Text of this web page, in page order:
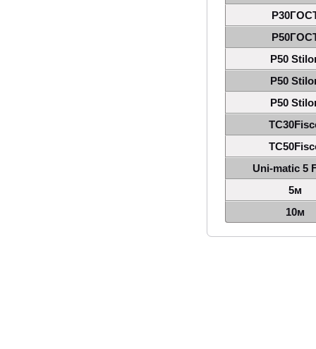
Р50
Р50
Р50
Uni-matic 5
5м
10м